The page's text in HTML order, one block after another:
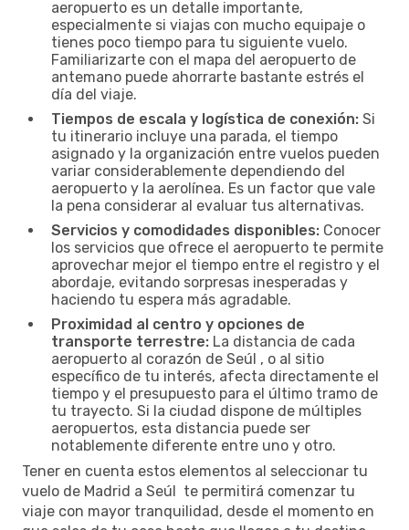
aeropuerto es un detalle importante,
especialmente si viajas con mucho equipaje o
tienes poco tiempo para tu siguiente vuelo.
Familiarizarte con el mapa del aeropuerto de
antemano puede ahorrarte bastante estrés el
día del viaje.
Tiempos de escala y logística de conexión: Si
tu itinerario incluye una parada, el tiempo
asignado y la organización entre vuelos pueden
variar considerablemente dependiendo del
aeropuerto y la aerolínea. Es un factor que vale
la pena considerar al evaluar tus alternativas.
Servicios y comodidades disponibles: Conocer
los servicios que ofrece el aeropuerto te permite
aprovechar mejor el tiempo entre el registro y el
abordaje, evitando sorpresas inesperadas y
haciendo tu espera más agradable.
Proximidad al centro y opciones de
transporte terrestre: La distancia de cada
aeropuerto al corazón de Seúl , o al sitio
específico de tu interés, afecta directamente el
tiempo y el presupuesto para el último tramo de
tu trayecto. Si la ciudad dispone de múltiples
aeropuertos, esta distancia puede ser
notablemente diferente entre uno y otro.
Tener en cuenta estos elementos al seleccionar tu
vuelo de Madrid a Seúl te permitirá comenzar tu
viaje con mayor tranquilidad, desde el momento en